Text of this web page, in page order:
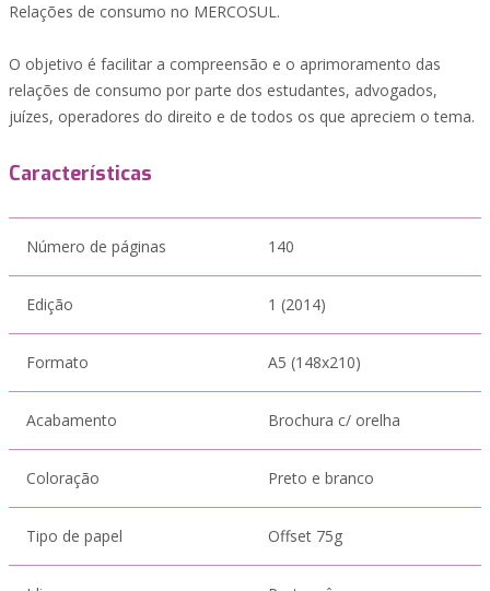
Relações de consumo no MERCOSUL.
O objetivo é facilitar a compreensão e o aprimoramento das
relações de consumo por parte dos estudantes, advogados,
juízes, operadores do direito e de todos os que apreciem o tema.
Características
Número de páginas 140
Edição 1 (2014)
Formato A5 (148x210)
Acabamento Brochura c/ orelha
Coloração Preto e branco
Tipo de papel Offset 75g